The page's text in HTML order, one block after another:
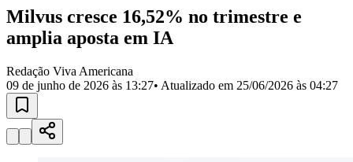
Eleições
Segurança
Saúde
Meio Ambiente
Obras
Bairros de Americana
CentroJardim Girassol
Milvus cresce 16,52% no trimestre e
amplia aposta em IA
Redação Viva Americana
09 de junho de 2026 às 13:27• Atualizado em 25/06/2026 às 04:27